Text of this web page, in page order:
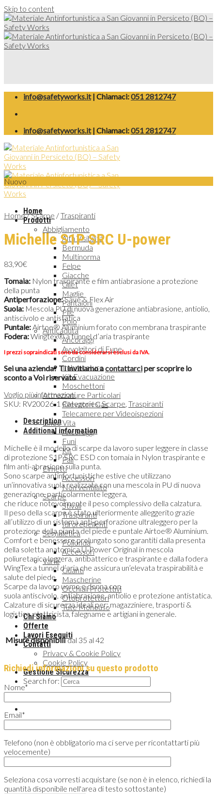
Skip to content
info@safetyworks.it| Chiamaci:051 2812747
info@safetyworks.it| Chiamaci:051 2812747
Home
Prodotti
Abbigliamento
Alta Visibilità
Bermuda
Multinorma
Felpe
Giacche
Gilet
Maglie
Pantaloni
Pile
Polo
Anticaduta
Ancoraggi
Avvolgitori di Fune
Cordini
Imbracature
Kit Evacuazione
Moschettoni
Attrezzature Particolari
Rilevatori Gas
Telecamere per Videoispezioni
Linee Vita
Ancoraggi
Funi
Kit
Pali
Elmetti
Accessori
Non ventilato
Scarpe
Stivali
Traspiranti
Idrorepellenti
Segnaletica
Polionda
Accessori
Varie
Guanti
Mascherine
Occhiali Protettivi
Otoprotettori
Tute Monouso
Chi Siamo
Offerte
Lavori Eseguiti
Contatti
Privacy & Cookie Policy
Cookie Policy
Gestione Sicurezza
Search for:
Nuovo
Home/Scarpe /Traspiranti
Michelle S1P SRC U-power
83,90€
Tomaia: Nylon traspirante e film antiabrasione a protezione
della punta
Antiperforazione:Save & Flex Air
Suola: Mescola PU di nuova generazione antiabrasione, antiolio,
antiscivolo e antistatica
Puntale:Airtoe® Aluminium forato con membrana traspirante
Fodera:Wingtex® a tunnel d’aria traspirante
I prezzi sopraindicati sono da considerarsi esclusi da IVA.
Sei una azienda? Ti invitiamo acontattarciper scoprire lo
sconto a Voi riservato
Voglio più informazioni
SKU: RV20026-1 Categories:Scarpe, Traspiranti
Description
Additional information
Michelle è il modello di scarpe da lavoro super leggere in classe
di protezione S1P SRC ESD con tomaia in Nylon traspirante e
film anti-abrasione sulla punta.
Sono scarpe antinfortunistiche estive che utilizzano
un’innovativa suola realizzata con una mescola in PU di nuova
generazione, particolarmente leggera,
che riduce notevolmente il peso complessivo della calzatura.
Il peso della scarpa è stato ulteriormente alleggerito grazie
all’utilizzo di un sistema anti-perforazione ultraleggero per la
protezione della pianta del piede e puntale Airtoe® Aluminium.
Comfort e benessere prolungato sono garantiti dalla presenta
della soletta anatomica U-Power Original in mescola
poliuretanica leggera, antibatterico e traspirante e dalla fodera
WingTex a tunnel d’aria che assicura un’elevata traspirabilità e
salute del piede.
Scarpe da lavoro uomo e donna con
suola antiscivolo, antiabrasione, antiolio e protezione antistatica.
Calzature di sicurezza ideali per: magazziniere, trasporti &
logistica, elettricista, falegname e artigiani in generale.
Misure disponibili dal 35 al 42
Richiedi informazioni su questo prodotto
Nome*
Email*
Telefono (non è obbligatorio ma ci serve per ricontattarti più
velocemente)
Seleziona cosa vorresti acquistare (se non è in elenco, richiedi la
quantità disponibile nell'area di testo sottostante)